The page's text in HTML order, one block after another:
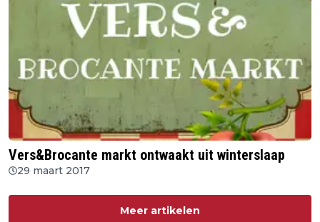
Vers&Brocante markt ontwaakt uit winterslaap
29 maart 2017
Meer artikelen